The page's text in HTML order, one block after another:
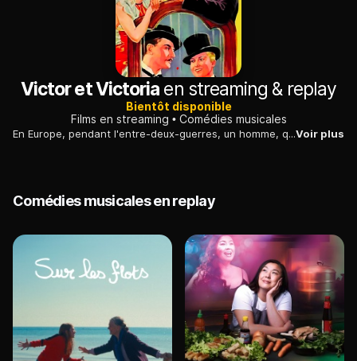
Victor et Victoria en streaming & replay
Bientôt disponible
Films en streaming
Comédies musicales
En Europe, pendant l'entre-deux-guerres, un homme, qui est en réalité une femme, s'éprend d'un homme qui lui donne envie de redevenir femme.Voir plus
Comédies musicales en replay